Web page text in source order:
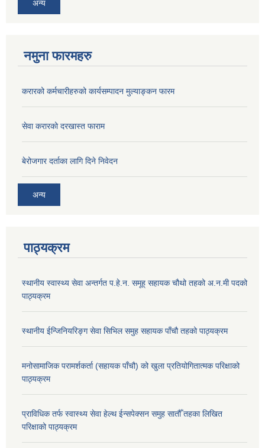
अन्य
नमुना फारमहरु
करारको कर्मचारीहरुको कार्यसम्पादन मुल्याङ्कन फारम
सेवा करारको दरखास्त फाराम
बेरोजगार दर्ताका लागि दिने निवेदन
अन्य
पाठ्‍यक्रम
स्थानीय स्वास्थ्य सेवा अन्तर्गत प.हे.न. समूह् सहायक चौथो तहको अ.न.मी पदको
पाठ्यक्रम
स्थानीय ईन्जिनियरिङ्ग सेवा सिभिल समुह सहायक पाँचौ तहको पाठ्यक्रम
मनोसामाजिक परामर्शकर्ता (सहायक पाँचौ) को खुला प्रतियोगितात्मक परिक्षाको
पाठ्यक्रम
प्राविधिक तर्फ स्वास्थ्य सेवा हेल्थ ईन्सपेक्सन समुह सातौँ तहका लिखित
परिक्षाको पाठ्यक्रम